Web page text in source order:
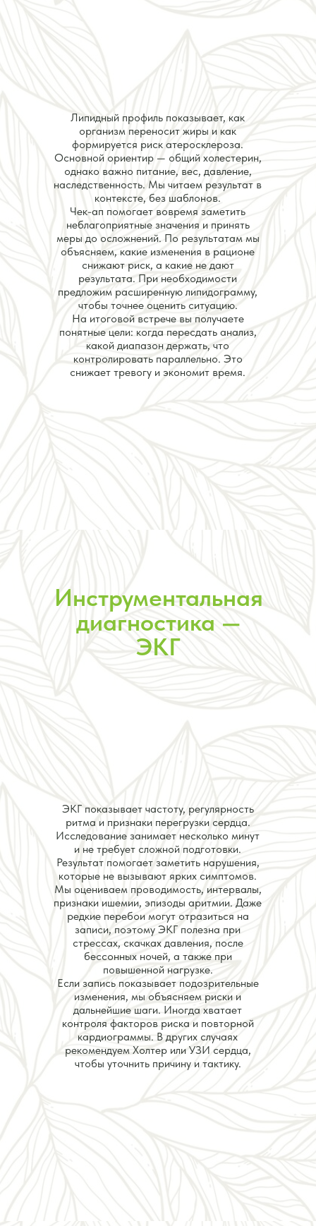
Липидный профиль показывает, как
организм переносит жиры и как
формируется риск атеросклероза.
Основной ориентир — общий холестерин,
однако важно питание, вес, давление,
наследственность. Мы читаем результат в
контексте, без шаблонов.
Чек-ап помогает вовремя заметить
неблагоприятные значения и принять
меры до осложнений. По результатам мы
объясняем, какие изменения в рационе
снижают риск, а какие не дают
результата. При необходимости
предложим расширенную липидограмму,
чтобы точнее оценить ситуацию.
На итоговой встрече вы получаете
понятные цели: когда пересдать анализ,
какой диапазон держать, что
контролировать параллельно. Это
снижает тревогу и экономит время.
Инструментальная
диагностика —
ЭКГ
ЭКГ показывает частоту, регулярность
ритма и признаки перегрузки сердца.
Исследование занимает несколько минут
и не требует сложной подготовки.
Результат помогает заметить нарушения,
которые не вызывают ярких симптомов.
Мы оцениваем проводимость, интервалы,
признаки ишемии, эпизоды аритмии. Даже
редкие перебои могут отразиться на
записи, поэтому ЭКГ полезна при
стрессах, скачках давления, после
бессонных ночей, а также при
повышенной нагрузке.
Если запись показывает подозрительные
изменения, мы объясняем риски и
дальнейшие шаги. Иногда хватает
контроля факторов риска и повторной
кардиограммы. В других случаях
рекомендуем Холтер или УЗИ сердца,
чтобы уточнить причину и тактику.